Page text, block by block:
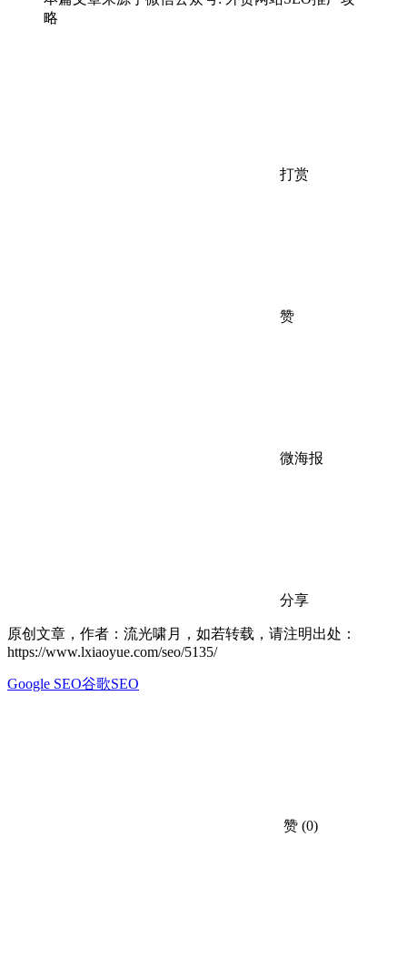
略
打赏
赞
微海报
分享
原创文章，作者：流光啸月，如若转载，请注明出处：
https://www.lxiaoyue.com/seo/5135/
Google SEO谷歌SEO
赞 (0)